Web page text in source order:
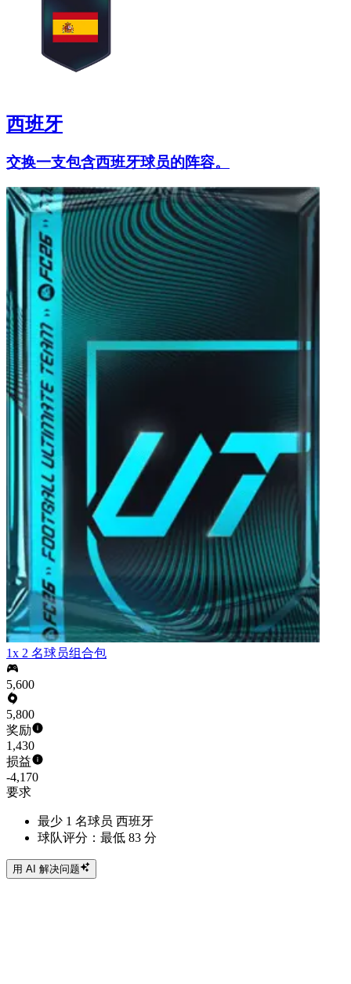
西班牙
交换一支包含西班牙球员的阵容。
1x 2 名球员组合包
5,600
5,800
奖励
1,430
损益
-4,170
要求
最少 1 名球员 西班牙
球队评分：最低 83 分
用 AI 解决问题